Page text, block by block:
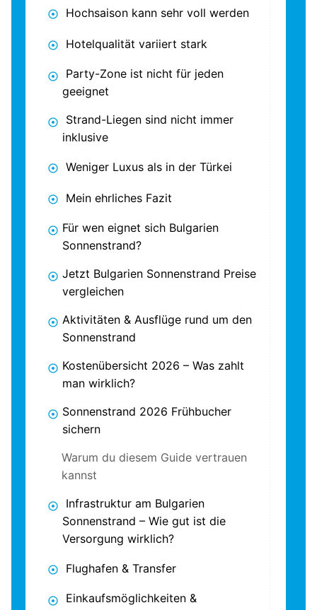
Hochsaison kann sehr voll werden
Hotelqualität variiert stark
Party-Zone ist nicht für jeden
geeignet
Strand-Liegen sind nicht immer
inklusive
Weniger Luxus als in der Türkei
Mein ehrliches Fazit
Für wen eignet sich Bulgarien
Sonnenstrand?
Jetzt Bulgarien Sonnenstrand Preise
vergleichen
Aktivitäten & Ausflüge rund um den
Sonnenstrand
Kostenübersicht 2026 – Was zahlt
man wirklich?
Sonnenstrand 2026 Frühbucher
sichern
Warum du diesem Guide vertrauen
kannst
Infrastruktur am Bulgarien
Sonnenstrand – Wie gut ist die
Versorgung wirklich?
Flughafen & Transfer
Einkaufsmöglichkeiten &